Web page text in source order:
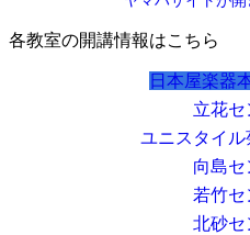
各教室の開講情報はこちら
日本屋楽器
立花セ
ユニスタイ
向島セ
若竹セ
北砂セ